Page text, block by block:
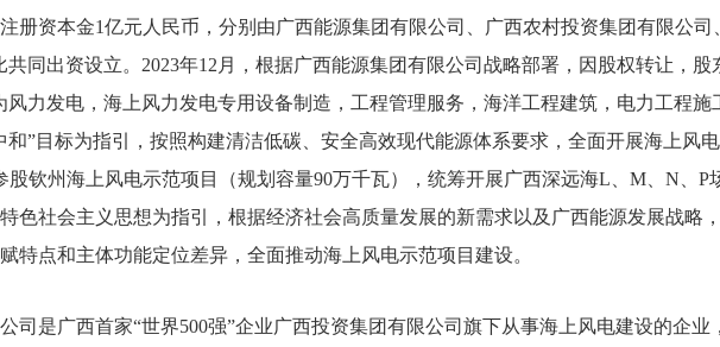
册资本金1亿元人民币，分别由广西能源集团有限公司、广西农村投资集团有限公
共同出资设立。2023年12月，根据广西能源集团有限公司战略部署，因股权转让，
力发电，海上风力发电专用设备制造，工程管理服务，海洋工程建筑，电力工程施
”目标为指引，按照构建清洁低碳、安全高效现代能源体系要求，全面开展海上风
股钦州海上风电示范项目（规划容量90万千瓦），统筹开展广西深远海L、M、N、
色社会主义思想为指引，根据经济社会高质量发展的新需求以及广西能源发展战略
特点和主体功能定位差异，全面推动海上风电示范项目建设。
司是广西首家“世界500强”企业广西投资集团有限公司旗下从事海上风电建设的企